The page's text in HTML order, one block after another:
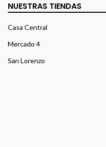
NUESTRAS TIENDAS
Casa Central
Mercado 4
San Lorenzo